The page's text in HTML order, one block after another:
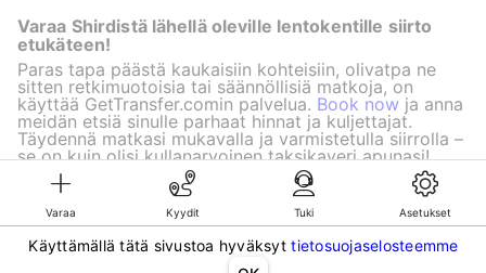
Varaa Kyydit Tuki Asetukset
Käyttämällä tätä sivustoa hyväksyttietosuojaselosteemme
Varaa Shirdistä lähellä oleville lentokentille siirto
etukäteen!
Paras tapa päästä kaukaisiin kohteisiin, olivatpa ne
sitten retkimuotoisia tai säännöllisiä matkoja, on
käyttää GetTransfer.comin palvelua. Book now ja anna
meidän etsiä sinulle parhaat hinnat ja kuljettajat.
Täydennä matkasi mukavalla ja varmistetulla siirrolla –
se on kuin olisi kullanarvoinen taksikaveri apunasi!
©KG GLOBAL LIMITED. GetTransfer® is trademark of KG GLOBAL LIMITED.
All rights reserved.